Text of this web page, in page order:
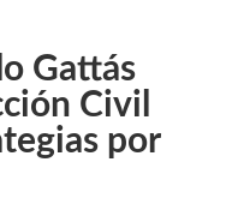
Gattás
Civil
por